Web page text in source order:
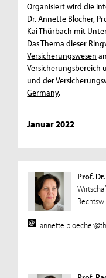
Organisiert wird die
Dr. Annette Blöcher,
Kai Thürbach mit
Das Thema dieser
Versicherungswesen
Versicherungsbereich
und der
Germany.
Januar 2022
Prof.